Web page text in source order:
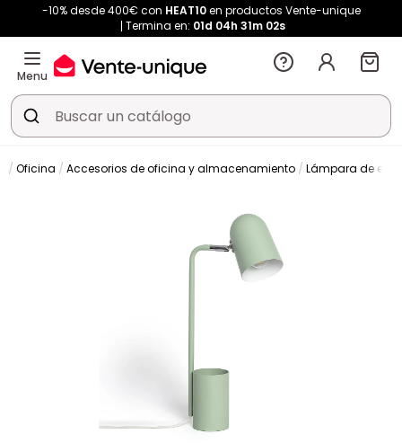
-10% desde 400€ con HEAT10en productos Vente-unique
Termina en: 01d 04h 31m 01s
Menu
Oficina Accesorios de oficina y almacenamiento Lámpara de